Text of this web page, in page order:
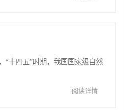
“十四五”时期，我国国家级自然
阅读详情